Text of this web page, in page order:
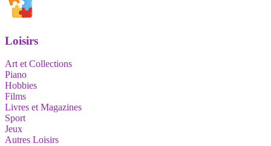
Loisirs
Art et Collections
Piano
Hobbies
Films
Livres et Magazines
Sport
Jeux
Autres Loisirs